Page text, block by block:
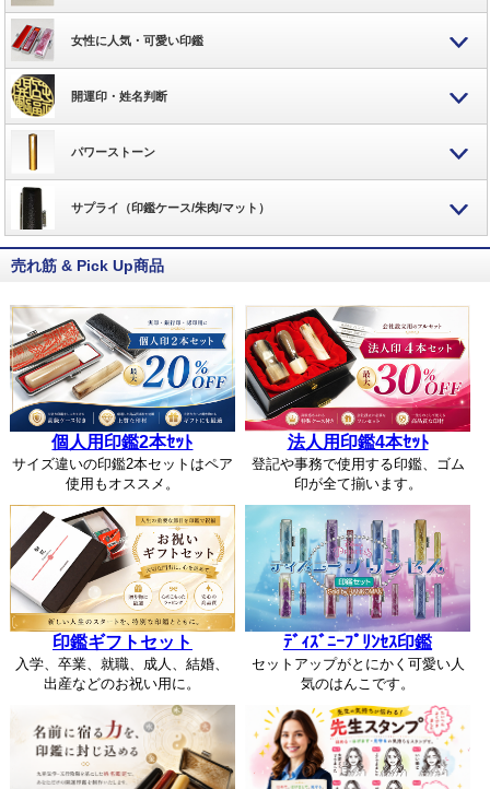
女性に人気・可愛い印鑑
開運印・姓名判断
パワーストーン
サプライ（印鑑ケース/朱肉/マット）
売れ筋 & Pick Up商品
個人用印鑑2本ｾｯﾄ
サイズ違いの印鑑2本セットはペア
使用もオススメ。
法人用印鑑4本ｾｯﾄ
登記や事務で使用する印鑑、ゴム
印が全て揃います。
印鑑ギフトセット
入学、卒業、就職、成人、結婚、
出産などのお祝い用に。
ﾃﾞｨｽﾞﾆｰﾌﾟﾘﾝｾｽ印鑑
セットアップがとにかく可愛い人
気のはんこです。